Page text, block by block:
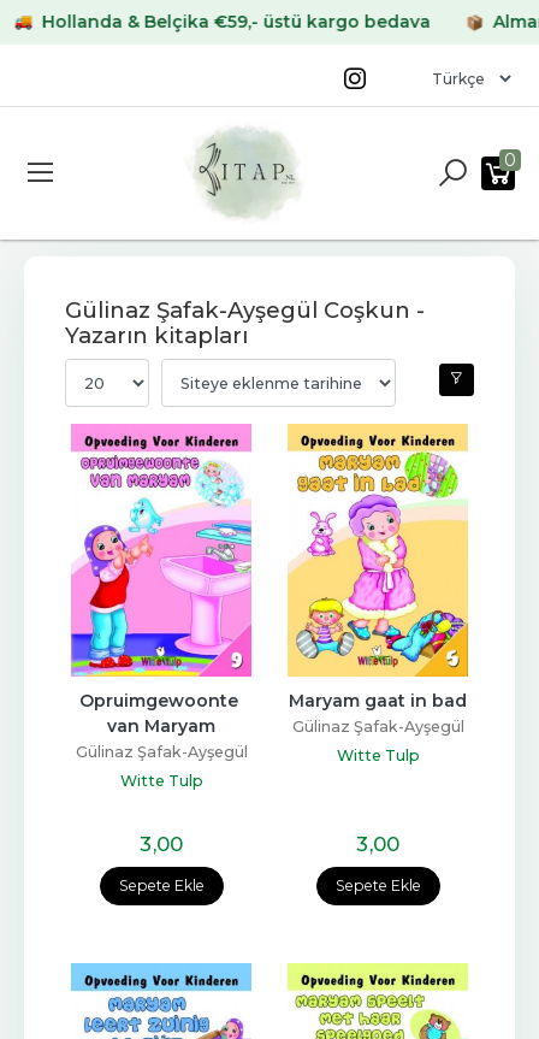
& Belçika €59,- üstü kargo bedava Almanya
0
Gülinaz Şafak-Ayşegül Coşkun -
Yazarın kitapları
Sepete Ekle
Opruimgewoonte
van Maryam
Gülinaz Şafak-Ayşegül
Coşkun
Witte Tulp
3,00
Sepete Ekle
Maryam gaat in bad
Gülinaz Şafak-Ayşegül
Coşkun
Witte Tulp
3,00